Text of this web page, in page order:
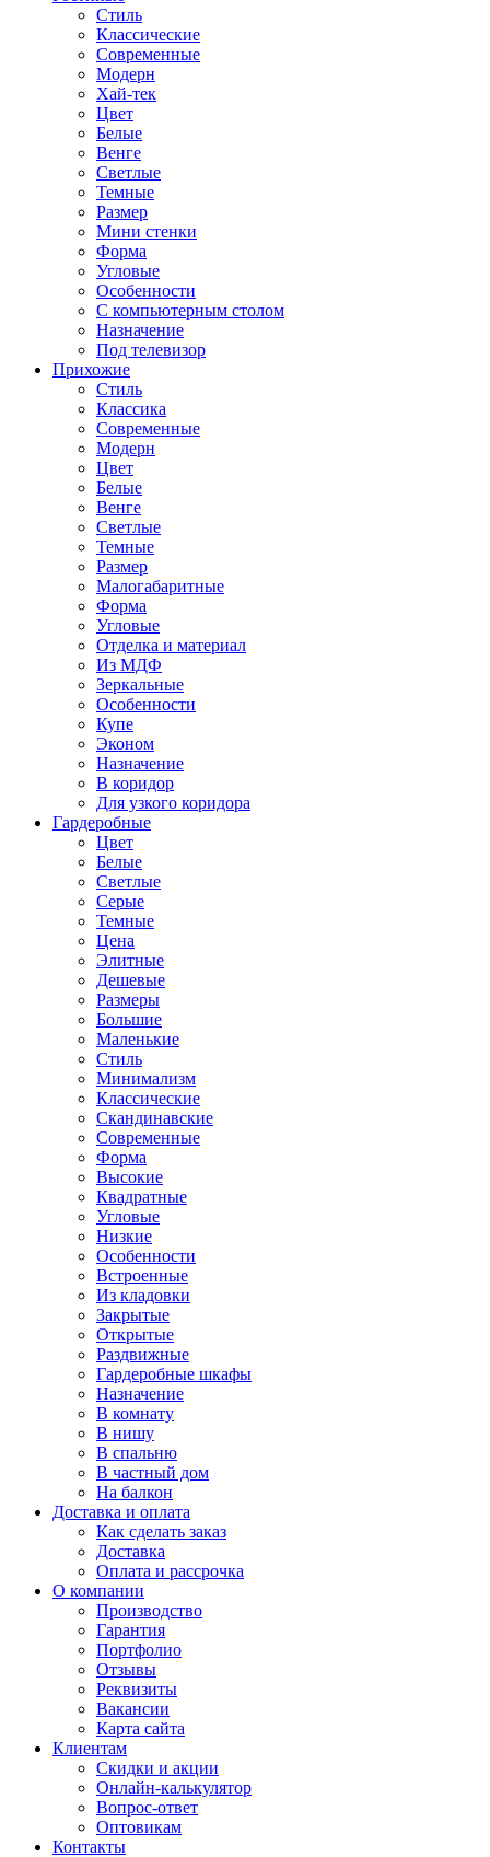
Стиль
Классические
Современные
Модерн
Хай-тек
Цвет
Белые
Венге
Светлые
Темные
Размер
Мини стенки
Форма
Угловые
Особенности
С компьютерным столом
Назначение
Под телевизор
Прихожие
Стиль
Классика
Современные
Модерн
Цвет
Белые
Венге
Светлые
Темные
Размер
Малогабаритные
Форма
Угловые
Отделка и материал
Из МДФ
Зеркальные
Особенности
Купе
Эконом
Назначение
В коридор
Для узкого коридора
Гардеробные
Цвет
Белые
Светлые
Серые
Темные
Цена
Элитные
Дешевые
Размеры
Большие
Маленькие
Стиль
Минимализм
Классические
Скандинавские
Современные
Форма
Высокие
Квадратные
Угловые
Низкие
Особенности
Встроенные
Из кладовки
Закрытые
Открытые
Раздвижные
Гардеробные шкафы
Назначение
В комнату
В нишу
В спальню
В частный дом
На балкон
Доставка и оплата
Как сделать заказ
Доставка
Оплата и рассрочка
О компании
Производство
Гарантия
Портфолио
Отзывы
Реквизиты
Вакансии
Карта сайта
Клиентам
Скидки и акции
Онлайн-калькулятор
Вопрос-ответ
Оптовикам
Контакты